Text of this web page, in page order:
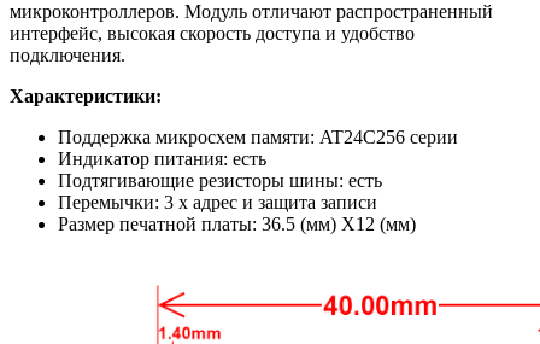
микроконтроллеров. Модуль отличают распространенный
интерфейс, высокая скорость доступа и удобство
подключения.
Характеристики:
Поддержка микросхем памяти: AT24C256 серии
Индикатор питания: есть
Подтягивающие резисторы шины: есть
Перемычки: 3 х адрес и защита записи
Размер печатной платы: 36.5 (мм) X12 (мм)